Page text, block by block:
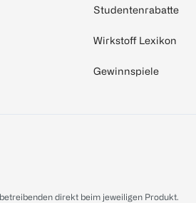
Studentenrabatte
Wirkstoff Lexikon
Gewinnspiele
direkt beim jeweiligen Produkt.